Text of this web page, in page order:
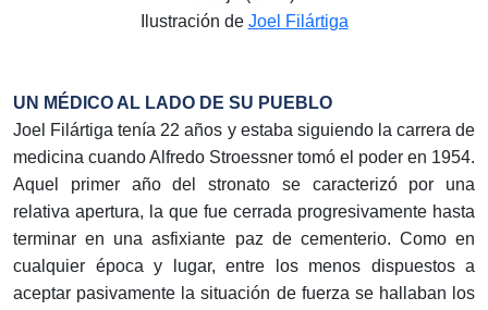
Ilustración de Joel Filártiga
UN MÉDICO AL LADO DE SU PUEBLO
Joel Filártiga tenía 22 años y estaba siguiendo la carrera de
medicina cuando Alfredo Stroessner tomó el poder en 1954.
Aquel primer año del stronato se caracterizó por una
relativa apertura, la que fue cerrada progresivamente hasta
terminar en una asfixiante paz de cementerio. Como en
cualquier época y lugar, entre los menos dispuestos a
aceptar pasivamente la situación de fuerza se hallaban los